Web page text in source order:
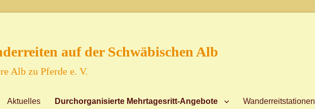
auf der Schwäbischen Alb
Alb zu Pferde e. V.
Aktuelles Durchorganisierte Mehrtagesritt-Angebote Wanderreitstationen